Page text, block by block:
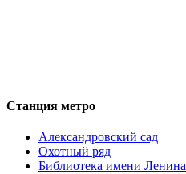
Станция метро
Александровский сад
Охотный ряд
Библиотека имени Ленина